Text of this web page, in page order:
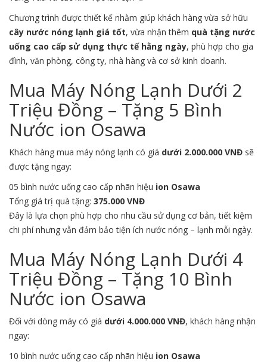
Chương trình được thiết kế nhằm giúp khách hàng vừa sở hữu
cây nước nóng lạnh giá tốt, vừa nhận thêm quà tặng nước
uống cao cấp sử dụng thực tế hằng ngày, phù hợp cho gia
đình, văn phòng, công ty, nhà hàng và cơ sở kinh doanh.
Mua Máy Nóng Lạnh Dưới 2
Triệu Đồng – Tặng 5 Bình
Nước ion Osawa
Khách hàng mua máy nóng lạnh có giá dưới 2.000.000 VNĐ sẽ
được tặng ngay:
05 bình nước uống cao cấp nhãn hiệu ion Osawa
Tổng giá trị quà tặng: 375.000 VNĐ
Đây là lựa chọn phù hợp cho nhu cầu sử dụng cơ bản, tiết kiệm
chi phí nhưng vẫn đảm bảo tiện ích nước nóng – lạnh mỗi ngày.
Mua Máy Nóng Lạnh Dưới 4
Triệu Đồng – Tặng 10 Bình
Nước ion Osawa
Đối với dòng máy có giá dưới 4.000.000 VNĐ, khách hàng nhận
ngay:
10 bình nước uống cao cấp nhãn hiệu ion Osawa